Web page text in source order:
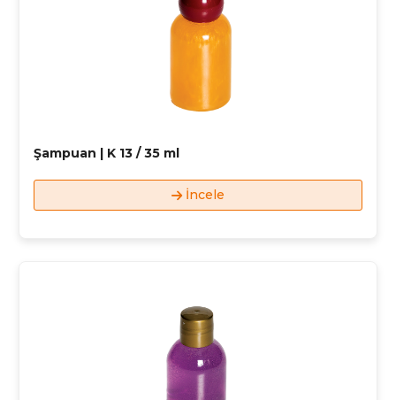
Şampuan | K 13 / 35 ml
İncele